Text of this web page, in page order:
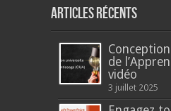
Articles récents
de
vidéo
3 juillet 2025